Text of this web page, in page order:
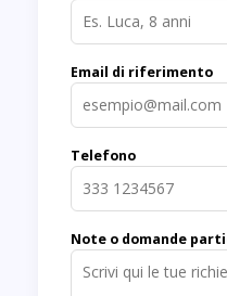
Email di riferimento
Telefono
Note o domande